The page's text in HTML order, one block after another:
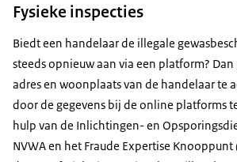
Fysieke inspecties
Biedt een handelaar de illegale
steeds opnieuw aan via een platform?
adres en woonplaats van de handelaar te
door de gegevens bij de online platforms
hulp van de Inlichtingen- en
NVWA en het Fraude Expertise Knooppunt